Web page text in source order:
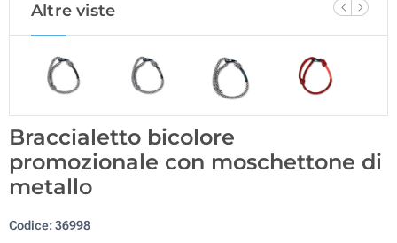
Altre viste
Braccialetto bicolore
promozionale con moschettone di
metallo
Codice:36998